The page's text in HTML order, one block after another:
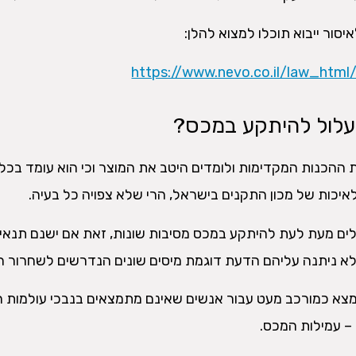
ייבוא תוכלו למצוא להלן:
https://www.nevo.co.il/
להיתקע במכס?
המקדימות ולומדים היטב את המוצר וכי הוא עומד
של מכון התקנים בישראל, הרי שלא צפויה כל בעיה.
מעת לעת להיתקע במכס מסיבות שונות, זאת אם ישנם
ניתנה עליהם הדעת דוגמת מיסים שונים הנדרשים לשחרור
כמורכב מעט עבור אנשים שאינם מתמצאים בנבכי עולמות
– עמילות המכס.